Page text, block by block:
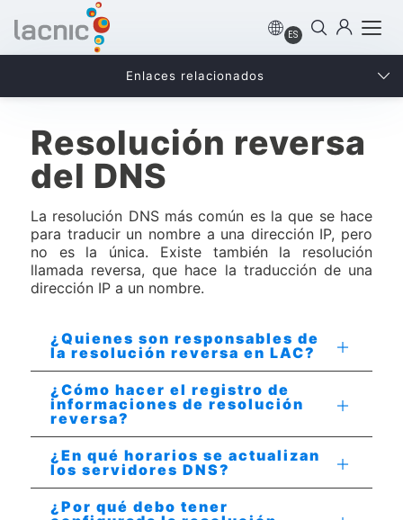
ES
Resolución reversa
del DNS
La resolución DNS más común es la que se hace
para traducir un nombre a una dirección IP, pero
no es la única. Existe también la resolución
llamada reversa, que hace la traducción de una
dirección IP a un nombre.
¿Quienes son responsables de
la resolución reversa en LAC?
¿Cómo hacer el registro de
informaciones de resolución
reversa?
¿En qué horarios se actualizan
los servidores DNS?
¿Por qué debo tener
Enlaces relacionados